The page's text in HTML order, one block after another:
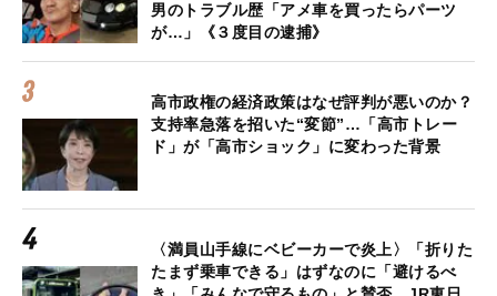
男のトラブル歴「アメ車を買ったらパーツ
が…」《３度目の逮捕》
高市政権の経済政策はなぜ評判が悪いのか？
支持率急落を招いた“変節”…「高市トレー
ド」が「高市ショック」に変わった背景
〈満員山手線にベビーカーで炎上〉「折りた
たまず乗車できる」はずなのに「避けるべ